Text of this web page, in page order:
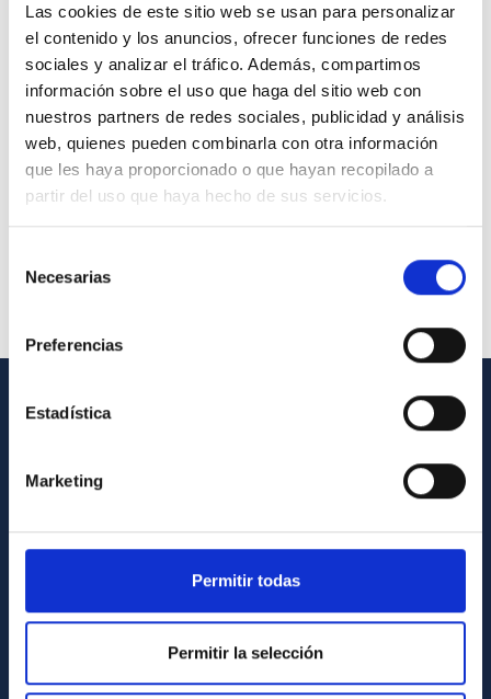
Las cookies de este sitio web se usan para personalizar
el contenido y los anuncios, ofrecer funciones de redes
sociales y analizar el tráfico. Además, compartimos
información sobre el uso que haga del sitio web con
nuestros partners de redes sociales, publicidad y análisis
web, quienes pueden combinarla con otra información
que les haya proporcionado o que hayan recopilado a
partir del uso que haya hecho de sus servicios.
Necesarias
Preferencias
Estadística
Marketing
Permitir todas
Permitir la selección
INFORMACIÓN GENERAL
Registro general